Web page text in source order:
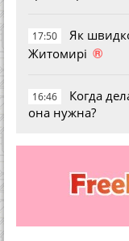
17:50
Як
Житомирі ®
16:46
Когда
она нужна?